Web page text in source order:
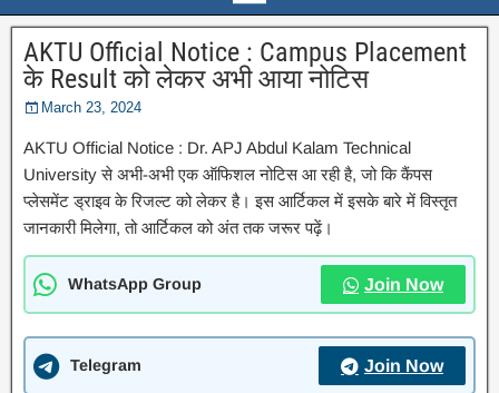
AKTU Official Notice : Campus Placement
के Result को लेकर अभी आया नोटिस
March 23, 2024
AKTU Official Notice : Dr. APJ Abdul Kalam Technical
University से अभी-अभी एक ऑफिशल नोटिस आ रही है, जो कि कैंपस
प्लेसमेंट ड्राइव के रिजल्ट को लेकर है। इस आर्टिकल में इसके बारे में विस्तृत
जानकारी मिलेगा, तो आर्टिकल को अंत तक जरूर पढ़ें।
WhatsApp Group Join Now
Telegram Join Now